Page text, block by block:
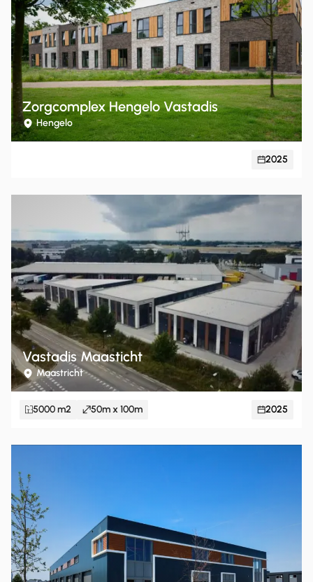
Zorgcomplex Hengelo Vastadis
Hengelo
2025
Vastadis Maasticht
Maastricht
5000 m2 50m x 100m 2025